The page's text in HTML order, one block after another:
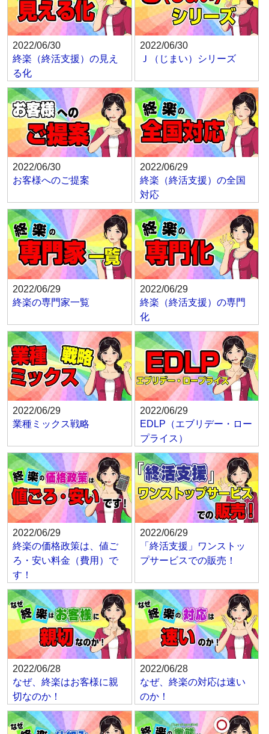
2022/06/30
終楽（終活支援）の見え
る化
2022/06/30
Ｊ（じまい）シリーズ
2022/06/30
お客様へのご提案
2022/06/29
終楽（終活支援）の全国
対応
2022/06/29
終楽の専門家一覧
2022/06/29
終楽（終活支援）の専門
化
2022/06/29
業種ミックス戦略
2022/06/29
EDLP（エブリデー・ロー
プライス）
2022/06/29
終楽の価格政策は、値ご
ろ・安い料金（費用）で
す！
2022/06/29
「終活支援」ワンストッ
プサービスでの販売！
2022/06/28
なぜ、終楽はお客様に親
切なのか！
2022/06/28
なぜ、終楽の対応は速い
のか！